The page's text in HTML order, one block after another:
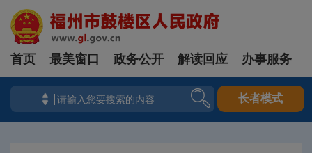
首页 最美窗口 政务公开 解读回应 办事服务
长者模式